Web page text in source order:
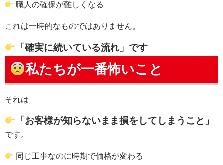
職人の確保が難しくなる
これは一時的なものではありません。
「確実に続いている流れ」です
私たちが一番怖いこと
それは
「お客様が知らないまま損をしてしまうこと」
です。
同じ工事なのに時期で価格が変わる